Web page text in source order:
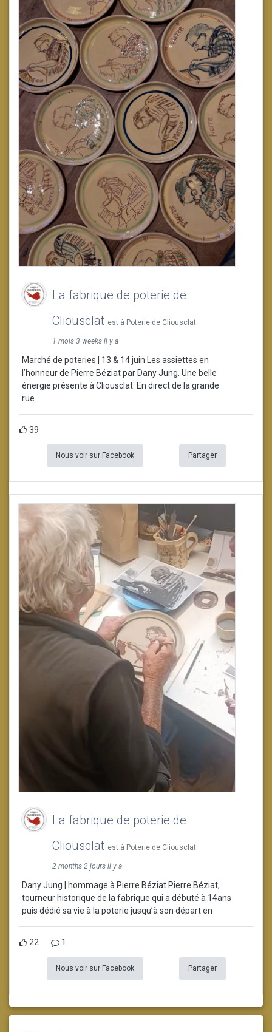
La fabrique de poterie de
Cliousclat est à Poterie de Cliousclat.
1 mois 3 weeks il y a
Marché de poteries | 13 & 14 juin Les assiettes en
l’honneur de Pierre Béziat par Dany Jung. Une belle
énergie présente à Cliousclat. En direct de la grande
rue.
39
Nous voir sur Facebook Partager
La fabrique de poterie de
Cliousclat est à Poterie de Cliousclat.
2 months 2 jours il y a
Dany Jung | hommage à Pierre Béziat Pierre Béziat,
tourneur historique de la fabrique qui a débuté à 14ans
puis dédié sa vie à la poterie jusqu’à son départ en
22 1
Nous voir sur Facebook Partager